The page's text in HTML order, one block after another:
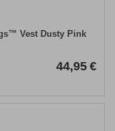
Vest Dusty Pink
44,95 €